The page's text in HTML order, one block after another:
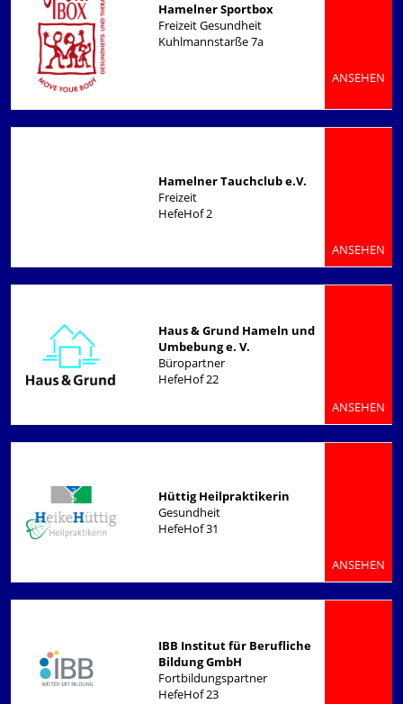
Hamelner Sportbox
Freizeit Gesundheit
Kuhlmannstarße 7a
ANSEHEN
Hamelner Tauchclub e.V.
Freizeit
HefeHof 2
ANSEHEN
Haus & Grund Hameln und
Umbebung e. V.
Büropartner
HefeHof 22
ANSEHEN
Hüttig Heilpraktikerin
Gesundheit
HefeHof 31
ANSEHEN
IBB Institut für Berufliche
Bildung GmbH
Fortbildungspartner
HefeHof 23